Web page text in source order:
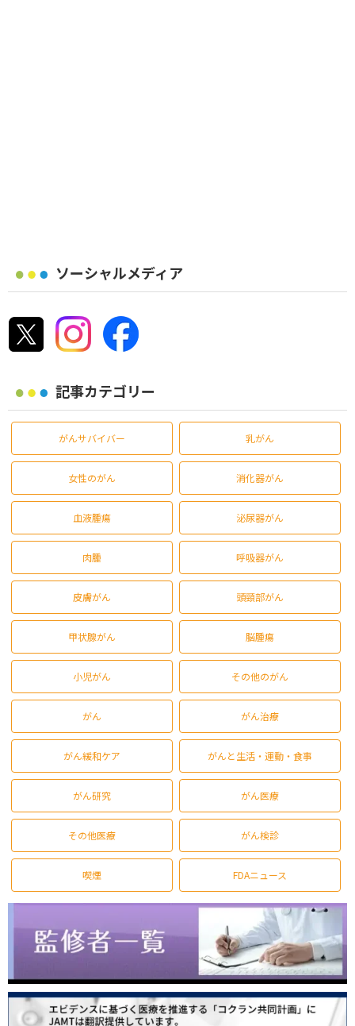
ソーシャルメディア
記事カテゴリー
がんサバイバー 乳がん
女性のがん 消化器がん
血液腫瘍 泌尿器がん
肉腫 呼吸器がん
皮膚がん 頭頸部がん
甲状腺がん 脳腫瘍
小児がん その他のがん
がん がん治療
がん緩和ケア がんと生活・運動・食事
がん研究 がん医療
その他医療 がん検診
喫煙 FDAニュース